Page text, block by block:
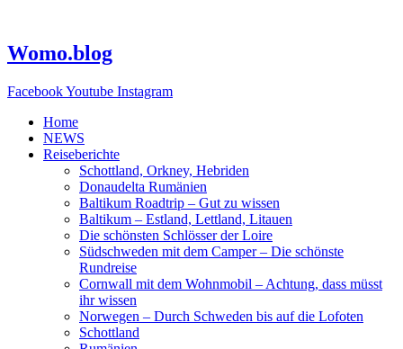
springen
Womo.blog
FacebookYoutube Instagram
Home
NEWS
Reiseberichte
Schottland, Orkney, Hebriden
Donaudelta Rumänien
Baltikum Roadtrip – Gut zu wissen
Baltikum – Estland, Lettland, Litauen
Die schönsten Schlösser der Loire
Südschweden mit dem Camper – Die schönste
Rundreise
Cornwall mit dem Wohnmobil – Achtung, dass müsst
ihr wissen
Norwegen – Durch Schweden bis auf die Lofoten
Schottland